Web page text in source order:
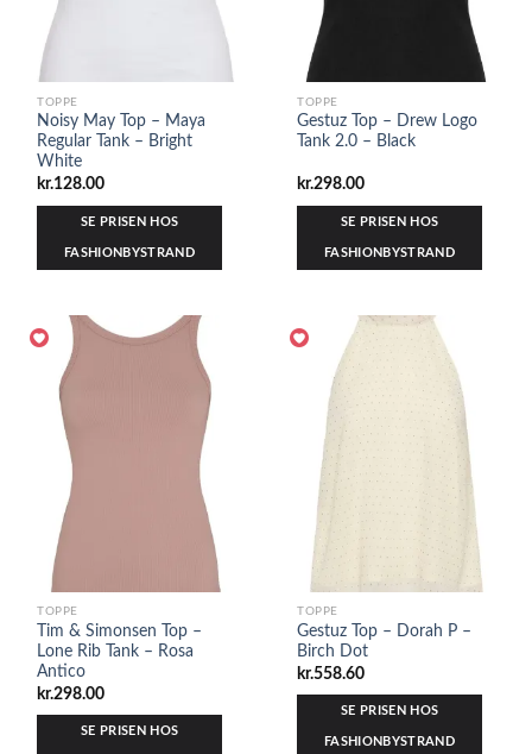
TOPPE
Noisy May Top – Maya
Regular Tank – Bright
White
kr.128.00
SE PRISEN HOS
FASHIONBYSTRAND
TOPPE
Gestuz Top – Drew Logo
Tank 2.0 – Black
kr.298.00
SE PRISEN HOS
FASHIONBYSTRAND
TOPPE
Tim & Simonsen Top –
Lone Rib Tank – Rosa
Antico
kr.298.00
SE PRISEN HOS
TOPPE
Gestuz Top – Dorah P –
Birch Dot
kr.558.60
SE PRISEN HOS
FASHIONBYSTRAND